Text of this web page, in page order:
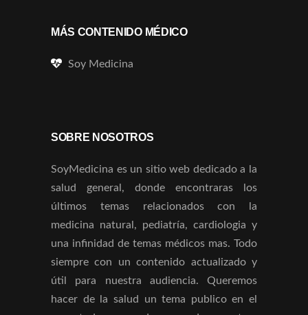
MÁS CONTENIDO MÉDICO
Soy Medicina
SOBRE NOSOTROS
SoyMedicina es un sitio web dedicado a la
salud general, donde encontraras los
últimos temas relacionados con la
medicina natural, pediatría, cardiologia y
una infinidad de temas médicos mas. Todo
siempre con un contenido actualizado y
útil para nuestra audiencia. Queremos
hacer de la salud un tema publico en el